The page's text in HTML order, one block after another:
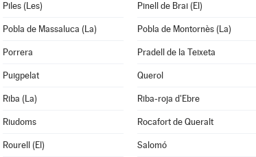
Piles (Les) Pinell de Brai (El)
Pobla de Massaluca (La) Pobla de Montornès (La)
Porrera Pradell de la Teixeta
Puigpelat Querol
Riba (La) Riba-roja d'Ebre
Riudoms Rocafort de Queralt
Rourell (El) Salomó